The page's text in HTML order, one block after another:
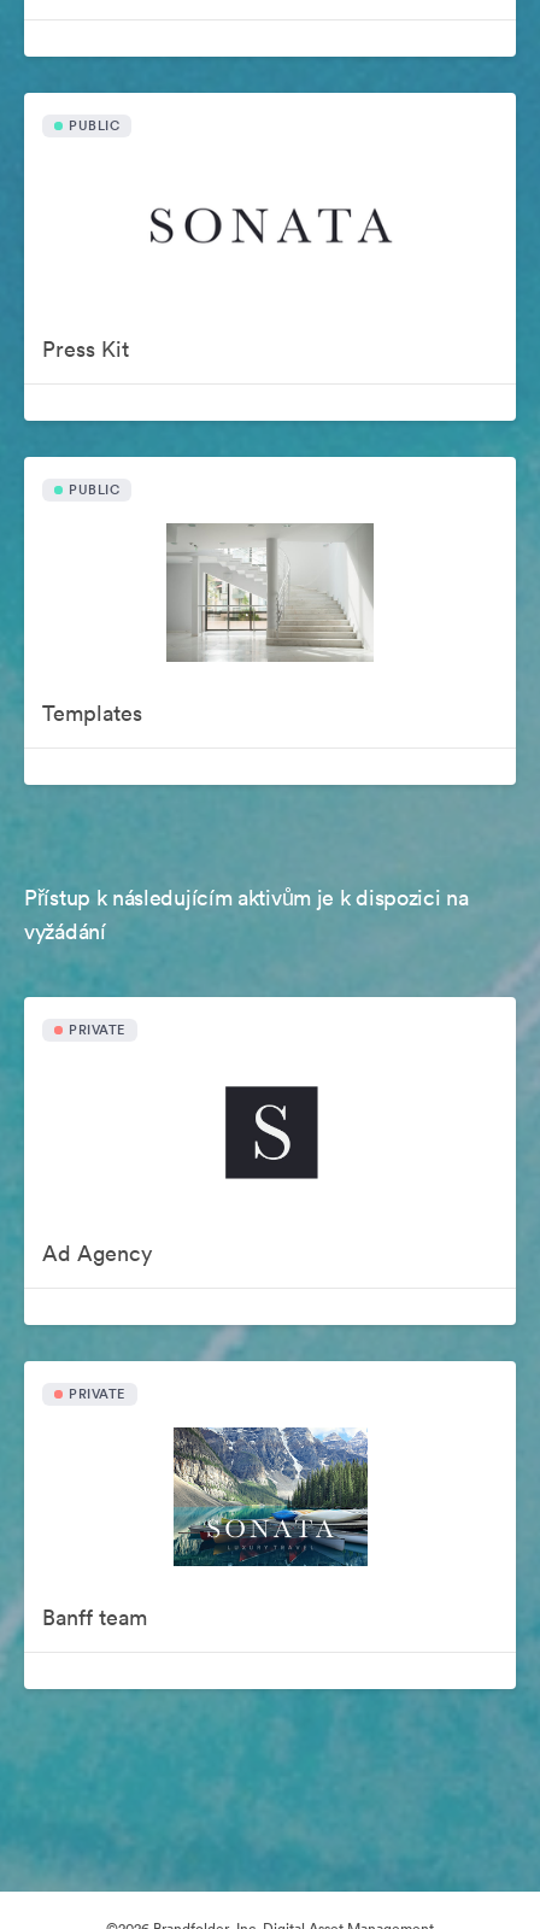
PUBLIC
Press Kit
PUBLIC
Templates
Přístup k následujícím aktivům je k dispozici na
vyžádání
PRIVATE
Ad Agency
PRIVATE
Banff team